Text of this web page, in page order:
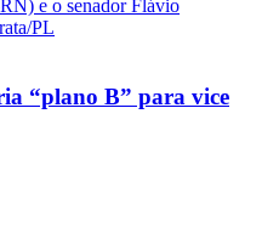
“plano B” para vice